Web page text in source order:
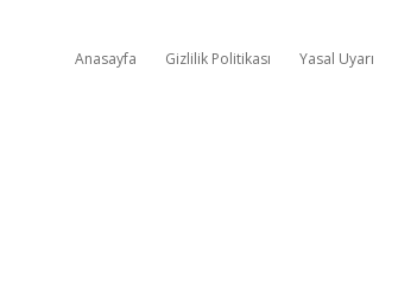
Anasayfa Gizlilik Politikası Yasal Uyarı